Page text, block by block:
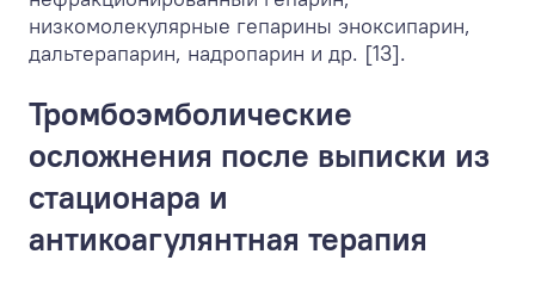
низкомолекулярные гепарины эноксипарин,
дальтерапарин, надропарин и др. [13].
Тромбоэмболические
осложнения после выписки из
стационара и
антикоагулянтная терапия